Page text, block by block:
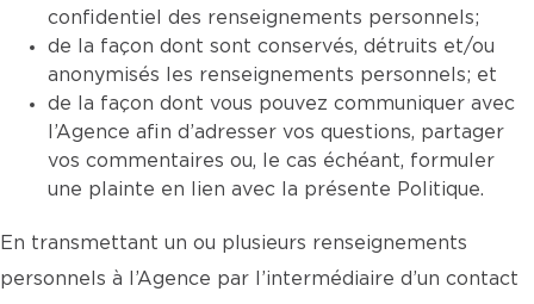
confidentiel des renseignements personnels;
de la façon dont sont conservés, détruits et/ou
anonymisés les renseignements personnels; et
de la façon dont vous pouvez communiquer avec
l’Agence afin d’adresser vos questions, partager
vos commentaires ou, le cas échéant, formuler
une plainte en lien avec la présente Politique.
En transmettant un ou plusieurs renseignements
personnels à l’Agence par l’intermédiaire d’un contact